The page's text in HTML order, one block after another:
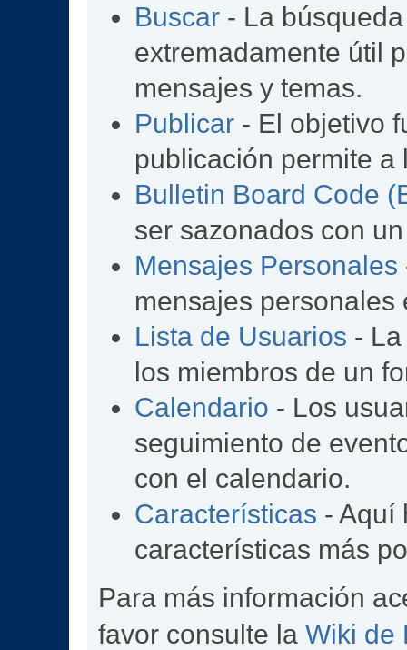
Buscar - La
extremadamente útil
mensajes y temas.
Publicar - El objetivo
publicación permite
Bulletin Board Code
ser sazonados con
Mensajes Personales
mensajes personales
Lista de Usuarios -
los miembros de un
Calendario - Los
seguimiento de
con el calendario.
Características - Aquí
características más
Para más información
favor consulte laWiki de